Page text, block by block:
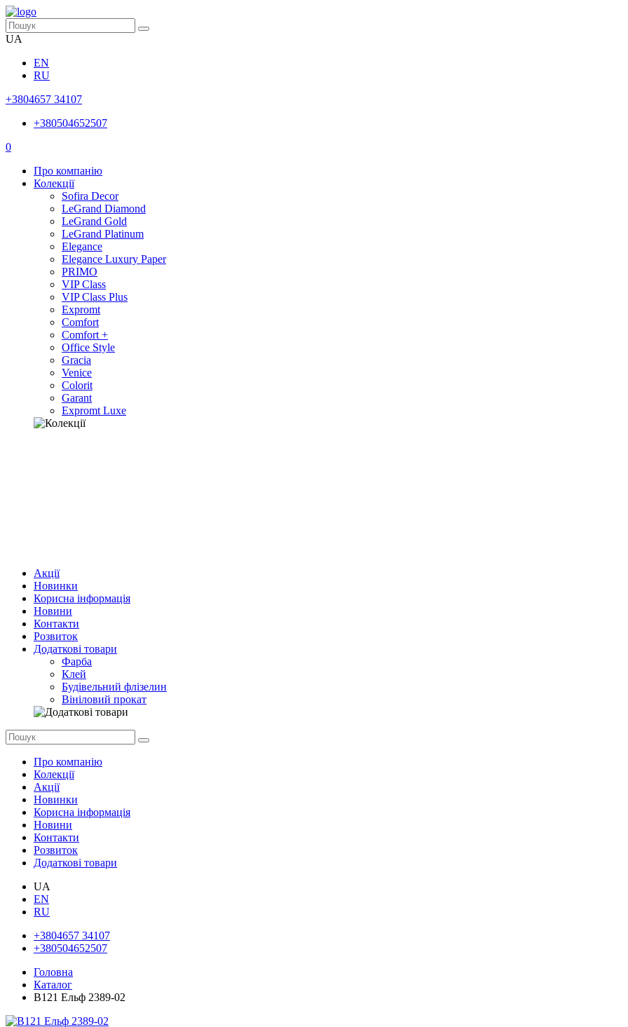
UA
EN
RU
+3804657 34107
+380504652507
0
Про компанію
Колекції
Sofira Decor
LeGrand Diamond
LeGrand Gold
LeGrand Platinum
Elegance
Elegance Luxury Paper
PRIMO
VIP Class
VIP Class Plus
Expromt
Comfort
Comfort +
Office Style
Gracia
Venice
Colorit
Garant
Expromt Luxe
Акції
Новинки
Корисна інформація
Новини
Контакти
Розвиток
Додаткові товари
Фарба
Клей
Будівельний флізелин
Вініловий прокат
Про компанію
Колекції
Акції
Новинки
Корисна інформація
Новини
Контакти
Розвиток
Додаткові товари
UA
EN
RU
+3804657 34107
+380504652507
Головна
Каталог
В121 Ельф 2389-02